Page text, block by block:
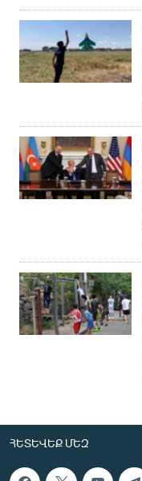
ՀԵՏԵՎԵՔ ՄԵԶ